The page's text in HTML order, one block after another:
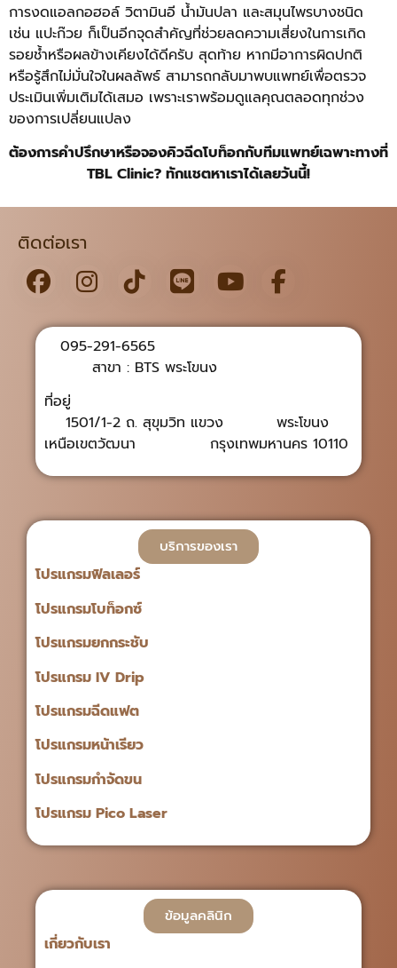
การงดแอลกอฮอล์ วิตามินอี น้ำมันปลา และสมุนไพรบางชนิด
เช่น แปะก๊วย ก็เป็นอีกจุดสำคัญที่ช่วยลดความเสี่ยงในการเกิด
รอยช้ำหรือผลข้างเคียงได้ดีครับ สุดท้าย หากมีอาการผิดปกติ
หรือรู้สึกไม่มั่นใจในผลลัพธ์ สามารถกลับมาพบแพทย์เพื่อตรวจ
ประเมินเพิ่มเติมได้เสมอ เพราะเราพร้อมดูแลคุณตลอดทุกช่วง
ของการเปลี่ยนแปลง
ต้องการคำปรึกษาหรือจองคิวฉีดโบท็อกกับทีมแพทย์เฉพาะทางที่
TBL Clinic? ทักแชตหาเราได้เลยวันนี้!
ติดต่อเรา
095-291-6565
สาขา : BTS พระโขนง
ที่อยู่
1501/1-2 ถ. สุขุมวิท แขวง พระโขนง
เหนือเขตวัฒนา กรุงเทพมหานคร 10110
บริการของเรา
โปรแกรมฟิลเลอร์
โปรแกรมโบท็อกซ์
โปรแกรมยกกระชับ
โปรแกรม IV Drip
โปรแกรมฉีดแฟต
โปรแกรมหน้าเรียว
โปรแกรมกำจัดขน
โปรแกรม Pico Laser
ข้อมูลคลินิก
เกี่ยวกับเรา